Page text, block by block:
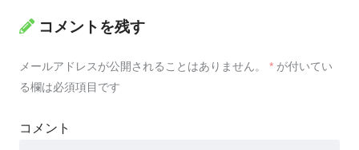
コメントを残す
メールアドレスが公開されることはありません。 * が付いてい
る欄は必須項目です
コメント